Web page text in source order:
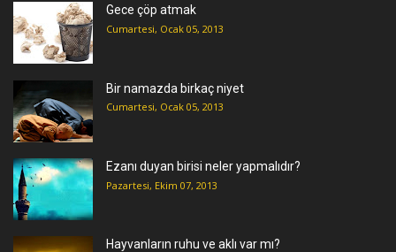
Gece çöp atmak
Cumartesi, Ocak 05, 2013
Bir namazda birkaç niyet
Cumartesi, Ocak 05, 2013
Ezanı duyan birisi neler yapmalıdır?
Pazartesi, Ekim 07, 2013
Hayvanların ruhu ve aklı var mı?